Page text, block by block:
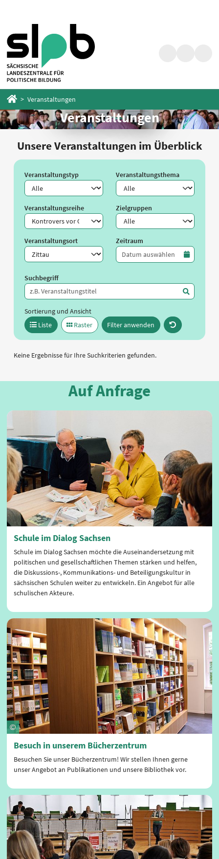
springen
springen
Startseite
Veranstaltungen
Veranstaltungen
Unsere Veranstaltungen im Überblick
Veranstaltungstyp Veranstaltungsthema
Veranstaltungsreihe Zielgruppen
Veranstaltungsort
Zeitraum
Zeitraum
Suchbegriff
Sortierung und Ansicht
Liste
Raster Filter anwenden
Keine Ergebnisse für Ihre Suchkriterien gefunden.
Auf Anfrage
Schule im Dialog Sachsen
Schule im Dialog Sachsen möchte die Auseinandersetzung mit
politischen und gesellschaftlichen Themen stärken und helfen,
die Diskussions-, Kommunikations- und Beteiligungskultur in
sächsischen Schulen weiter zu entwickeln. Ein Angebot für alle
schulischen Akteure.
Besuch in unserem Bücherzentrum
Besuchen Sie unser Bücherzentrum! Wir stellen Ihnen gerne
unser Angebot an Publikationen und unsere Bibliothek vor.